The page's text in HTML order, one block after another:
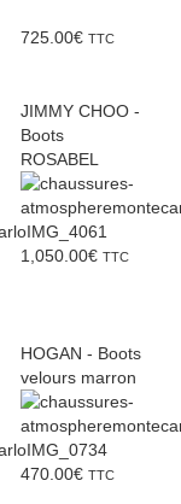
725.00€ TTC
JIMMY CHOO -
Boots
ROSABEL
1,050.00€ TTC
HOGAN - Boots
velours marron
470.00€ TTC